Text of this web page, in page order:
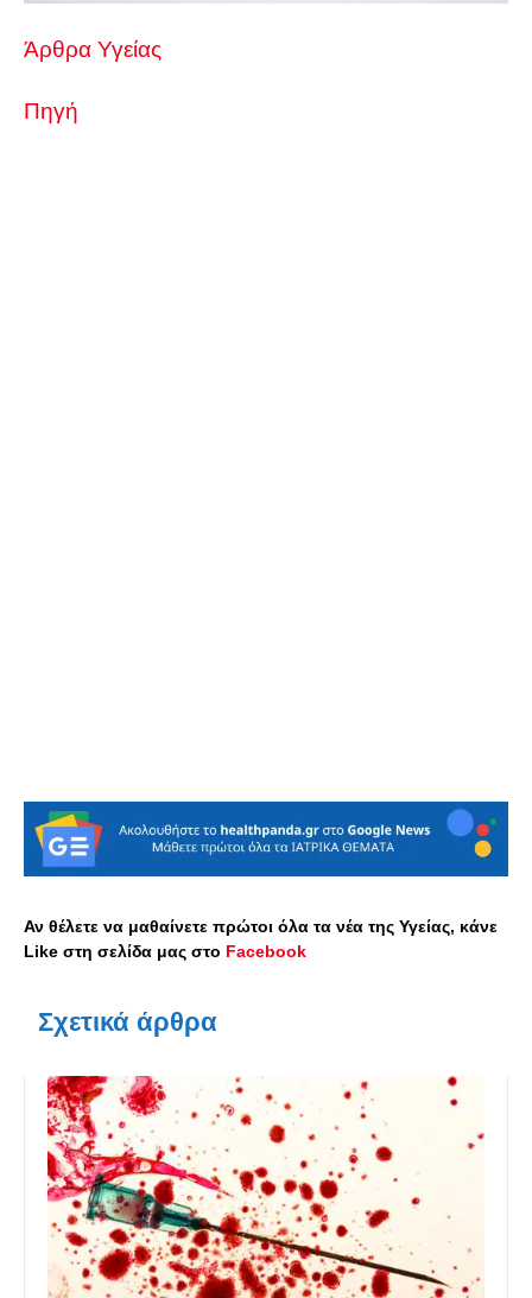
Άρθρα Υγείας
Πηγή
Αν θέλετε να μαθαίνετε πρώτοι όλα τα νέα της Υγείας, κάνε
Like στη σελίδα μας στο Facebook
Σχετικά άρθρα